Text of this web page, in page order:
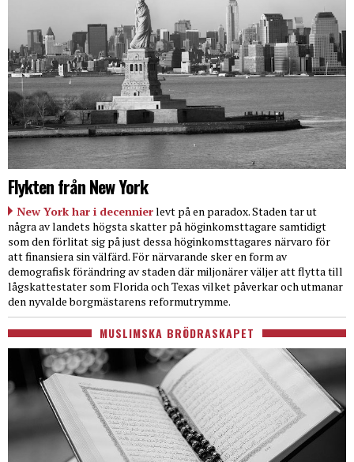
Flykten från New York
New York har i decennierlevt på en paradox. Staden tar ut
några av landets högsta skatter på höginkomsttagare samtidigt
som den förlitat sig på just dessa höginkomsttagares närvaro för
att finansiera sin välfärd. För närvarande sker en form av
demografisk förändring av staden där miljonärer väljer att flytta till
lågskattestater som Florida och Texas vilket påverkar och utmanar
den nyvalde borgmästarens reformutrymme.
MUSLIMSKA BRÖDRASKAPET